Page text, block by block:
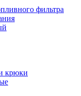
фильтра
крюки